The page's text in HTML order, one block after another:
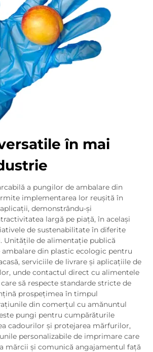
în mai
a pungilor de ambalare din
implementarea lor reușită în
demonstrându-și
largă pe piață, în același
de sustenabilitate în diferite
Unitățile de alimentație publică
ambalare din plastic ecologic pentru
serviciile de livrare și aplicațiile de
unde contactul direct cu alimentele
să respecte standarde stricte de
prospețimea în timpul
din comerțul cu amănuntul
pungi pentru cumpărăturile
cadourilor și protejarea mărfurilor,
personalizabile de imprimare care
mărcii și comunică angajamentul față